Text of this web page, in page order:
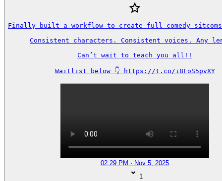
Finally built a workflow to create full comedy
Consistent characters. Consistent voices. Any
Can’t wait to teach you all!!
Waitlist below 👇 https://t.co/i8FoS5pvXY
02:29 PM · Nov 5, 2025
1